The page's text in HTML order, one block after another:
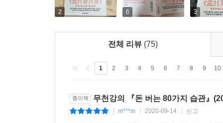
2 6 3
전체 리뷰 (75)
1 2 3 4 5 6 7 8 9 10
종이책 무천강의 『돈 버는 80가지 습관』
m***m 2020-09-14 신고